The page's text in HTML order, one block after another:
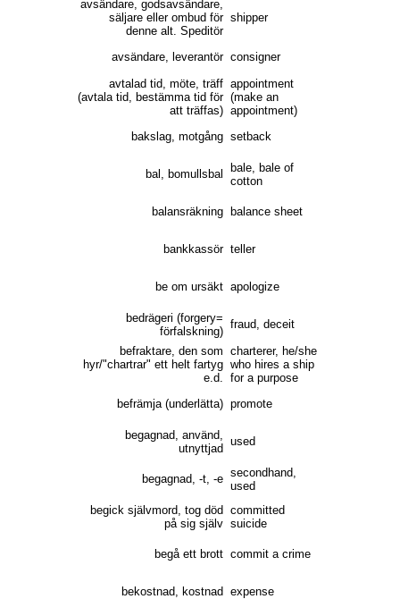
avsändare, godsavsändare,
säljare eller ombud för
denne alt. Speditör
shipper
avsändare, leverantör consigner
avtalad tid, möte, träff
(avtala tid, bestämma tid för
att träffas)
appointment
(make an
appointment)
bakslag, motgång setback
bal, bomullsbal
bale, bale of
cotton
balansräkning balance sheet
bankkassör teller
be om ursäkt apologize
bedrägeri (forgery=
förfalskning)
fraud, deceit
befraktare, den som
hyr/"chartrar" ett helt fartyg
e.d.
charterer, he/she
who hires a ship
for a purpose
befrämja (underlätta) promote
begagnad, använd,
utnyttjad
used
begagnad, -t, -e secondhand,
used
begick självmord, tog död
på sig själv
committed
suicide
begå ett brott commit a crime
bekostnad, kostnad expense